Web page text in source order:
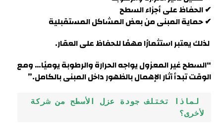
✔ الحفاظ على أجزاء السطح
✔ حماية المبنى من بعض المشاكل المستقبلية
لذلك يعتبر استثمارًا مهمًا للحفاظ على العقار.
“السطح غير المعزول يواجه الحرارة والرطوبة يوميًا… ومع
الوقت تبدأ آثار الإهمال بالظهور داخل المبنى بالكامل.”
لأخرى؟